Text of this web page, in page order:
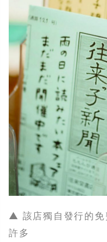
▲ 該店獨自發行的免
許多